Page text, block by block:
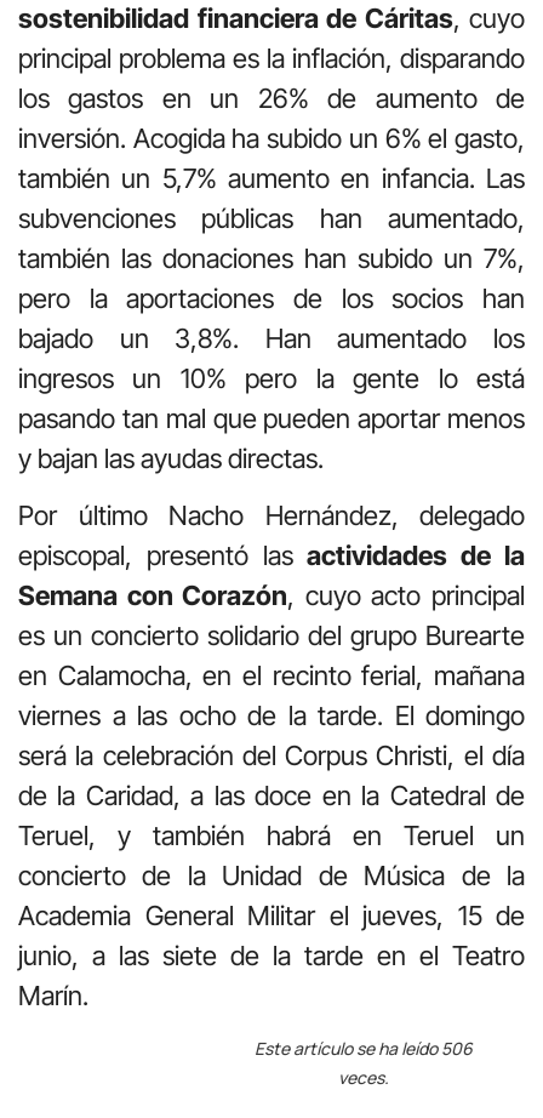
sostenibilidad financiera de Cáritas, cuyo
principal problema es la inflación, disparando
los gastos en un 26% de aumento de
inversión. Acogida ha subido un 6% el gasto,
también un 5,7% aumento en infancia. Las
subvenciones públicas han aumentado,
también las donaciones han subido un 7%,
pero la aportaciones de los socios han
bajado un 3,8%. Han aumentado los
ingresos un 10% pero la gente lo está
pasando tan mal que pueden aportar menos
y bajan las ayudas directas.
Por último Nacho Hernández, delegado
episcopal, presentó lasactividades de la
Semana con Corazón, cuyo acto principal
es un concierto solidario del grupo Burearte
en Calamocha, en el recinto ferial, mañana
viernes a las ocho de la tarde. El domingo
será la celebración del Corpus Christi, el día
de la Caridad, a las doce en la Catedral de
Teruel, y también habrá en Teruel un
concierto de la Unidad de Música de la
Academia General Militar el jueves, 15 de
junio, a las siete de la tarde en el Teatro
Marín.
Este artículo se ha leído 506
veces.